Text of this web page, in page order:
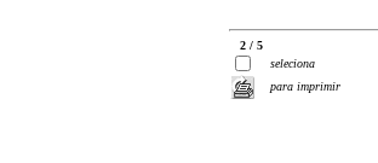
2 / 5
seleciona
para imprimir